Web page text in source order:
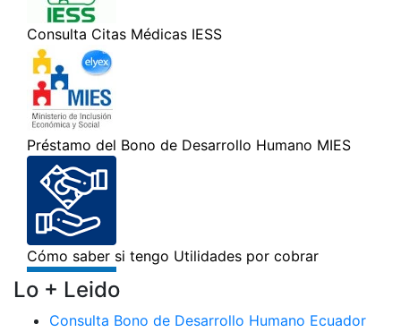
Lo + Leido
Consulta Bono de Desarrollo Humano Ecuador